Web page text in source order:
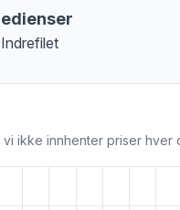
ikke innhenter priser hver